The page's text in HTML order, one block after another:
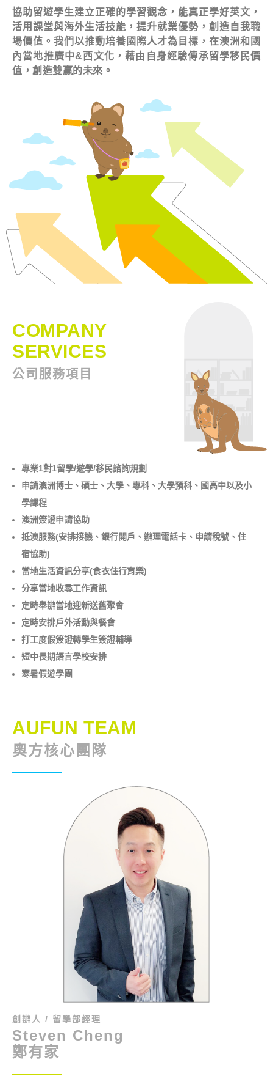
協助留遊學生建立正確的學習觀念，能真正學好英文，
活用課堂與海外生活技能，提升就業優勢，創造自我職
場價值。我們以推動培養國際人才為目標，在澳洲和國
內當地推廣中&西文化，藉由自身經驗傳承留學移民價
值，創造雙贏的未來。
COMPANY
SERVICES
公司服務項目
專業1對1留學/遊學/移民諮詢規劃
申請澳洲博士、碩士、大學、專科、大學預科、國高中以及小
學課程
澳洲簽證申請協助
抵澳服務(安排接機、銀行開戶、辦理電話卡、申請稅號、住
宿協助)
當地生活資訊分享(食衣住行育樂)
分享當地收尋工作資訊
定時舉辦當地迎新送舊聚會
定時安排戶外活動與餐會
打工度假簽證轉學生簽證輔導
短中長期語言學校安排
寒暑假遊學團
AUFUN TEAM
奧方核心團隊
創辦人 / 留學部經理
Steven Cheng
鄭有家